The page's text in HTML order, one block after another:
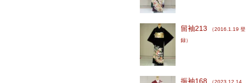
留袖213
（2016.1.19 登
録）
振袖168 （2023.12.14